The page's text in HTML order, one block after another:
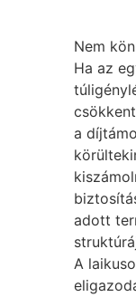
Nem
Ha az
a
adott
A